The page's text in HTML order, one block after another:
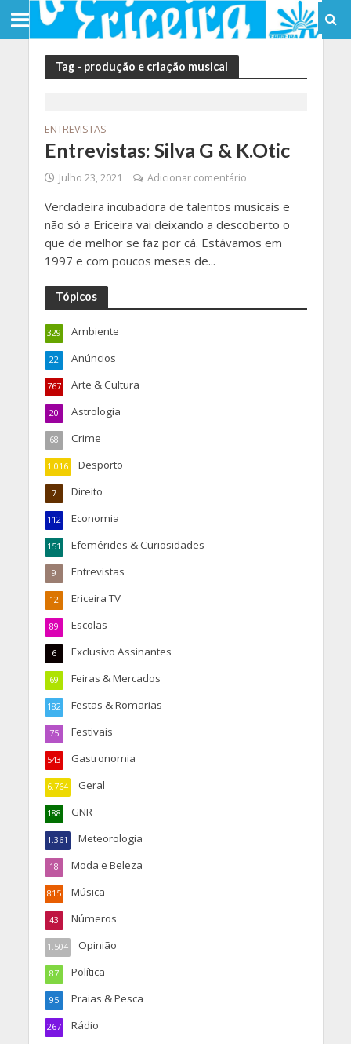
Tag - produção e criação musical
ENTREVISTAS
Entrevistas: Silva G & K.Otic
Julho 23, 2021 Adicionar comentário
Verdadeira incubadora de talentos musicais e
não só a Ericeira vai deixando a descoberto o
que de melhor se faz por cá. Estávamos em
1997 e com poucos meses de...
Tópicos
Ambiente
329
Anúncios
22
Arte & Cultura
767
Astrologia
20
Crime
68
Desporto
1.016
Direito
7
Economia
112
Efemérides & Curiosidades
151
Entrevistas
9
Ericeira TV
12
Escolas
89
Exclusivo Assinantes
6
Feiras & Mercados
69
Festas & Romarias
182
Festivais
75
Gastronomia
543
Geral
6.764
GNR
188
Meteorologia
1.361
Moda e Beleza
18
Música
815
Números
43
Opinião
1.504
Política
87
Praias & Pesca
95
Rádio
267